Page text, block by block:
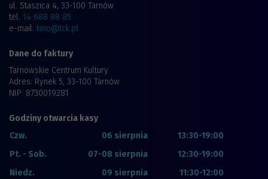
ul. Staszica 4, 33-100 Tarnów
tel. 14 688 88 85
e-mail: kino@tck.pl
Dane do faktury
Tarnowskie Centrum Kultury
Adres: Rynek 5, 33-100 Tarnów
NIP: 8730019281
Godziny otwarcia kasy
Czw.
06 sierpnia
13:30-19:00
Pt. - Sob.
07-08 sierpnia
12:30-19:00
Niedz.
09 sierpnia
11:30-12:00